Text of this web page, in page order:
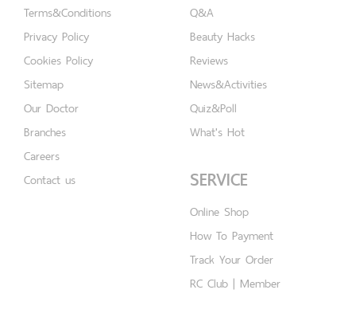
Terms&Conditions
Privacy Policy
Cookies Policy
Sitemap
Our Doctor
Branches
Careers
Contact us
Q&A
Beauty Hacks
Reviews
News&Activities
Quiz&Poll
What's Hot
SERVICE
Online Shop
How To Payment
Track Your Order
RC Club | Member